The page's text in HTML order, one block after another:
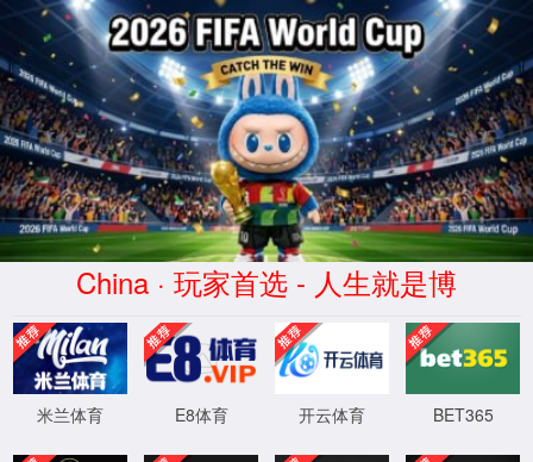
4001老百汇(股份公
司)·Official Website
404
XML 地图